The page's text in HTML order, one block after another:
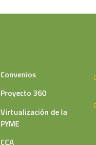
Convenios
Proyecto 360
Virtualización de la
PYME
CCA